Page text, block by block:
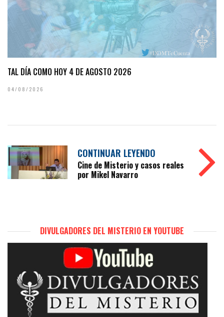
TAL DÍA COMO HOY 4 DE AGOSTO 2026
04/08/2026
CONTINUAR LEYENDO
Cine de Misterio y casos reales
por Mikel Navarro
DIVULGADORES DEL MISTERIO EN YOUTUBE